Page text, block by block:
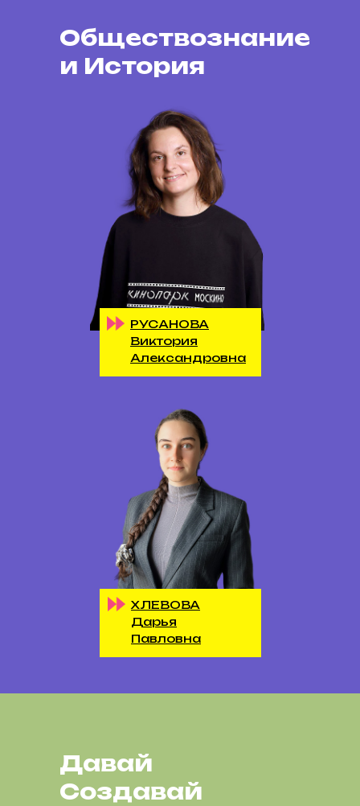
Обществознание
и История
РУСАНОВА
Виктория
Александровна
ХЛЕВОВА
Дарья
Павловна
Давай
Создавай